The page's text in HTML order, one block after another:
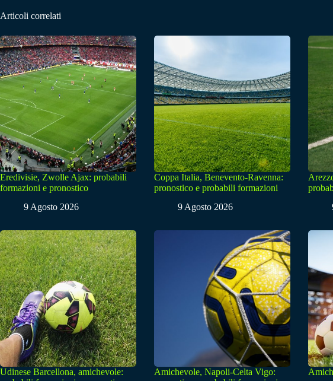
Articoli correlati
Eredivisie, Zwolle Ajax: probabili
formazioni e pronostico
9 Agosto 2026
Coppa Italia, Benevento-Ravenna:
pronostico e probabili formazioni
9 Agosto 2026
Udinese Barcellona, amichevole:
Amichevole, Napoli-Celta Vigo: